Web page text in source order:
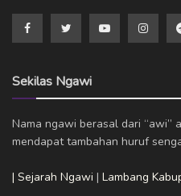
Sekilas Ngawi
Nama ngawi berasal dari “awi”
mendapat tambahan huruf
| Sejarah Ngawi | Lambang